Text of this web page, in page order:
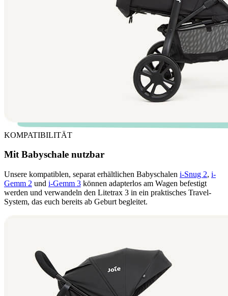
KOMPATIBILITÄT
Mit Babyschale nutzbar
Unsere kompatiblen, separat erhältlichen Babyschalen i-Snug 2, i-
Gemm 2 und i-Gemm 3 können adapterlos am Wagen befestigt
werden und verwandeln den Litetrax 3 in ein praktisches Travel-
System, das euch bereits ab Geburt begleitet.